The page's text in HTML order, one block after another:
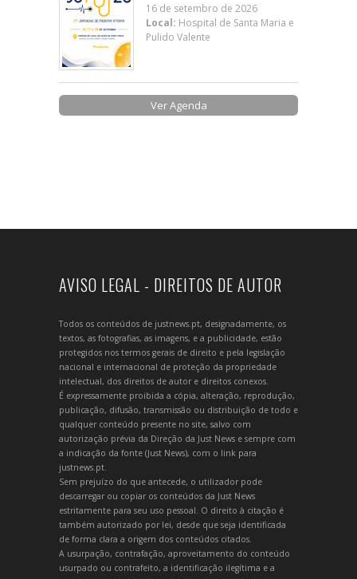
16 de setembro de 2026
Local: Hospital de Santa Maria e
Pulido Valente
Ver Agenda
AVISO LEGAL - DIREITOS DE AUTOR
Todos os conteúdos de justnews.pt, designadamente, os
textos, as fotografias, as imagens, e a publicidade, estão
protegidos nos termos gerais de direito e pela legislação
nacional e internacional de proteção da propriedade
intelectual, dos direitos de autor e direitos conexos.
É expressamente proibida a cópia, alteração, reprodução,
publicação, difusão, transmissão ou distribuição de todo e
qualquer conteúdo presente no site, salvo com
autorização prévia da Direção da Just News e sempre com
a indicação da fonte (Just News), com o link para
justnews.pt.
Sem prejuízo do que antecede, o utilizador pode
descarregar ou copiar os conteúdos da Just News
estritamente para seu uso pessoal. O direito à citação é
também autorizado por lei, desde que seja identificada
de forma clara a origem dos conteúdos citados.
A usurpação, contrafação, aproveitamento do conteúdo
usurpado ou contrafeito, a identificação ilegítima e a